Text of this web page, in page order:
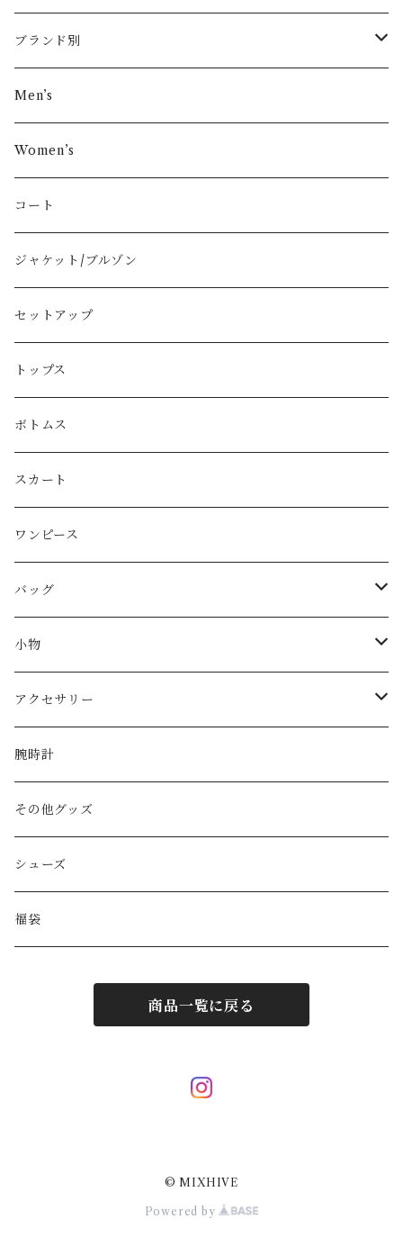
ブランド別
その他ブランド
COMME des GARÇONS
Vivienne Westwood
BURBERRY
PRADA
GUCCI
LOEWE
Christian Dior
CELINE
FENDI
miu miu
Martin Margiela
Yves Saint Laurent
GAULTIER
HYSTERIC GLAMOUR
BALENCIAGA
JIL SANDER
Men’s
Women’s
コート
ジャケット/ブルゾン
セットアップ
トップス
ボトムス
スカート
ワンピース
バッグ
ショルダーバッグ
ハンド/トートバッグ
リュック
その他バッグ
小物
帽子
ベルト
財布
キーケース
ポーチ
アクセサリー
ネックレス
ブレスレット
リング
その他アクセサリー
腕時計
その他グッズ
シューズ
福袋
商品一覧に戻る
© MIXHIVE
Powered by